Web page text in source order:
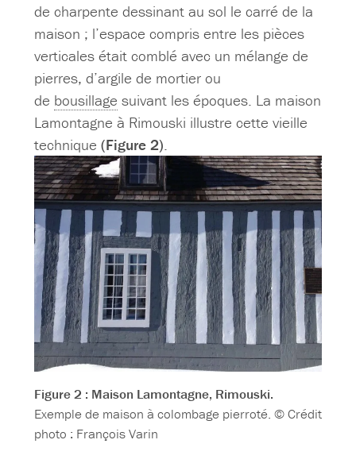
de charpente dessinant au sol le carré de la
maison ; l’espace compris entre les pièces
verticales était comblé avec un mélange de
pierres, d’argile de mortier ou
de bousillage suivant les époques. La maison
Lamontagne à Rimouski illustre cette vieille
technique (Figure 2).
Figure 2 : Maison Lamontagne, Rimouski.
Exemple de maison à colombage pierroté. © Crédit
photo : François Varin